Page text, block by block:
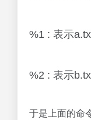
%1 : 表示
%2 : 表示
于是上面的命